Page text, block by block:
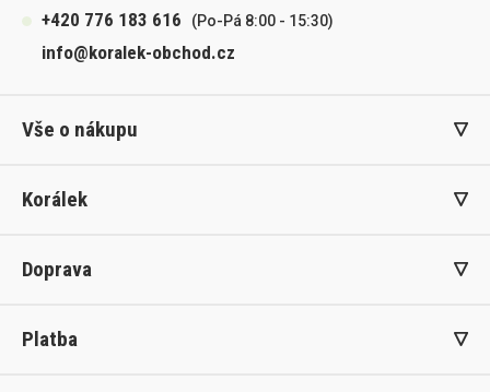
+420 776 183 616
(Po-Pá 8:00 - 15:30)
info@koralek-obchod.cz
Vše o nákupu
Korálek
Doprava
Platba